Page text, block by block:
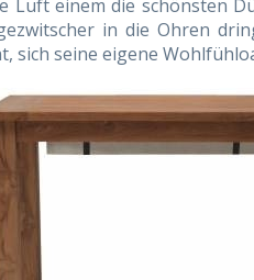
Luft einem die schönsten
in die Ohren
sich seine eigene